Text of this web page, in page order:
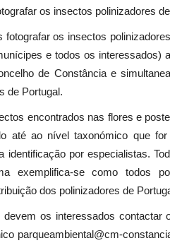
os insectos polinizadores
os insectos
e todos os interessados)
de Constância e
de Portugal.
encontrados nas flores e
até ao nível taxonómico que
identificação por especialistas.
exemplifica-se como todos
dos polinizadores de
os interessados contactar
parqueambiental@cm-
Desporto